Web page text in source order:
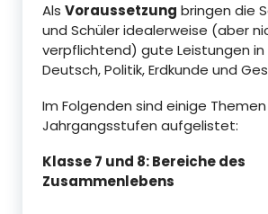
Als Voraussetzung bringen die
und Schüler idealerweise (aber
verpflichtend) gute Leistungen in
Deutsch, Politik, Erdkunde und
Im Folgenden sind einige
Jahrgangsstufen aufgelistet:
Klasse 7 und 8: Bereiche des
Zusammenlebens